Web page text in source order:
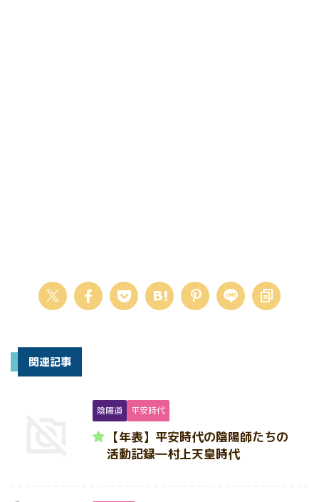
関連記事
陰陽道 平安時代
【年表】平安時代の陰陽師たちの
活動記録―村上天皇時代